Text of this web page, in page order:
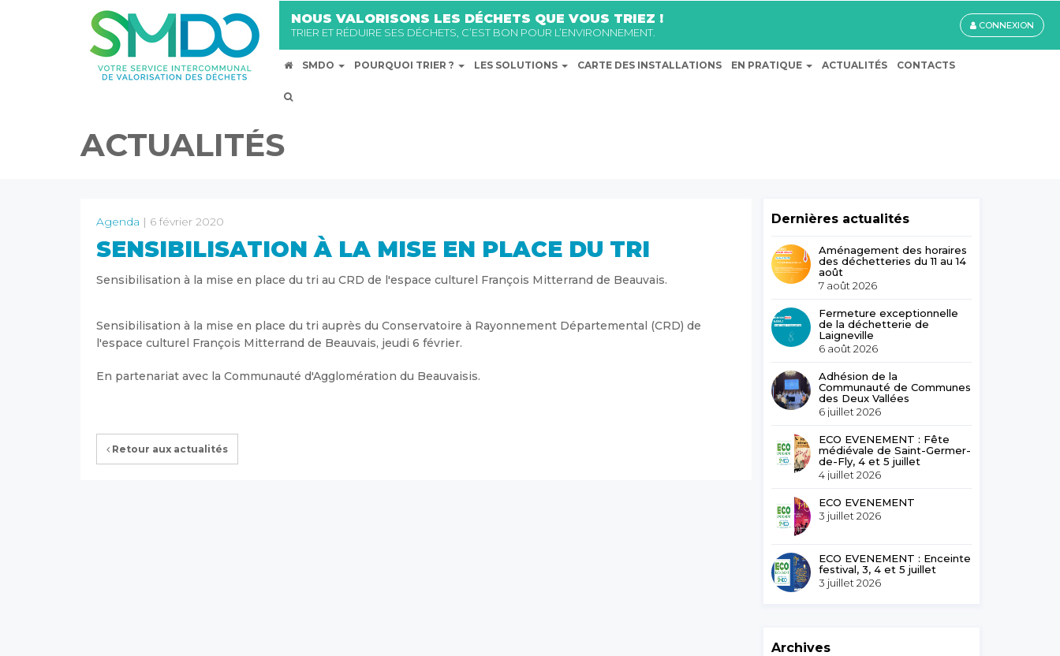
NOUS VALORISONS LES DÉCHETS QUE VOUS TRIEZ !
TRIER ET RÉDUIRE SES DÉCHETS, C’EST BON POUR L’ENVIRONNEMENT.
SMDO POURQUOI TRIER ? LES SOLUTIONS CARTE DES INSTALLATIONS EN PRATIQUE ACTUALITÉS CONTACTS
CONNEXION
ACTUALITÉS
Agenda | 6 février 2020
SENSIBILISATION À LA MISE EN PLACE DU TRI
Sensibilisation à la mise en place du tri au CRD de l'espace culturel François Mitterrand de Beauvais.
Sensibilisation à la mise en place du tri auprès du Conservatoire à Rayonnement Départemental (CRD) de
l'espace culturel François Mitterrand de Beauvais, jeudi 6 février.
En partenariat avec la Communauté d'Agglomération du Beauvaisis.
Retour aux actualités
Dernières actualités
Aménagement des horaires
des déchetteries du 11 au 14
août
7 août 2026
Fermeture exceptionnelle
de la déchetterie de
Laigneville
6 août 2026
Adhésion de la
Communauté de Communes
des Deux Vallées
6 juillet 2026
ECO EVENEMENT : Fête
médiévale de Saint-Germer-
de-Fly, 4 et 5 juillet
4 juillet 2026
ECO EVENEMENT
3 juillet 2026
ECO EVENEMENT : Enceinte
festival, 3, 4 et 5 juillet
3 juillet 2026
Archives